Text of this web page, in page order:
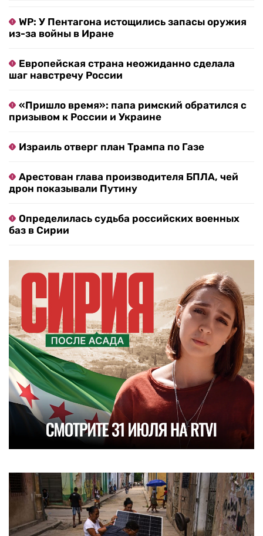
WP: У Пентагона истощились запасы оружия
из-за войны в Иране
Европейская страна неожиданно сделала
шаг навстречу России
«Пришло время»: папа римский обратился с
призывом к России и Украине
Израиль отверг план Трампа по Газе
Арестован глава производителя БПЛА, чей
дрон показывали Путину
Определилась судьба российских военных
баз в Сирии